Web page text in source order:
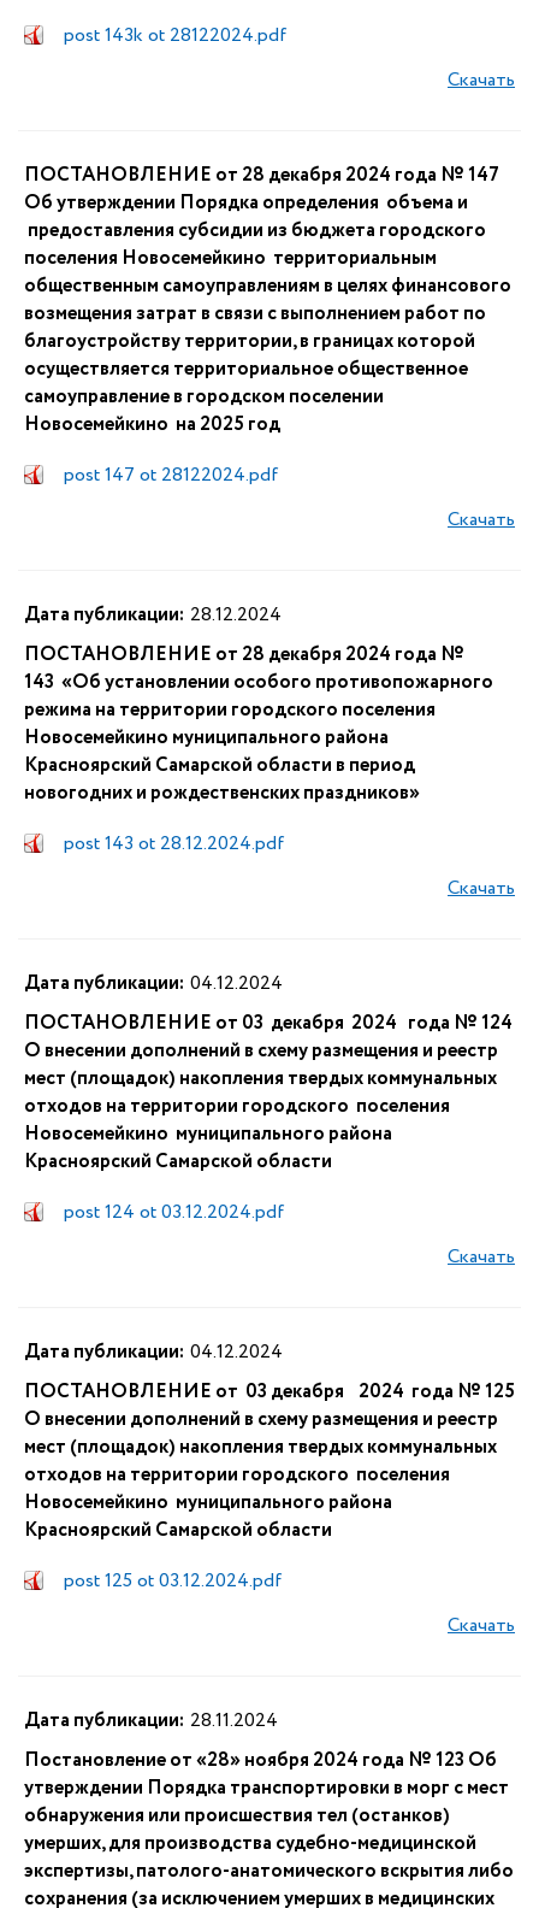
post 143k ot 28122024.pdf
Скачать
ПОСТАНОВЛЕНИЕ от 28 декабря 2024 года № 147
Об утверждении Порядка определения объема и
предоставления субсидии из бюджета городского
поселения Новосемейкино территориальным
общественным самоуправлениям в целях финансового
возмещения затрат в связи с выполнением работ по
благоустройству территории, в границах которой
осуществляется территориальное общественное
самоуправление в городском поселении
Новосемейкино на 2025 год
post 147 ot 28122024.pdf
Скачать
Дата публикации: 28.12.2024
ПОСТАНОВЛЕНИЕ от 28 декабря 2024 года №
143 «Об установлении особого противопожарного
режима на территории городского поселения
Новосемейкино муниципального района
Красноярский Самарской области в период
новогодних и рождественских праздников»
post 143 ot 28.12.2024.pdf
Скачать
Дата публикации: 04.12.2024
ПОСТАНОВЛЕНИЕ от 03 декабря 2024 года № 124
О внесении дополнений в схему размещения и реестр
мест (площадок) накопления твердых коммунальных
отходов на территории городского поселения
Новосемейкино муниципального района
Красноярский Самарской области
post 124 ot 03.12.2024.pdf
Скачать
Дата публикации: 04.12.2024
ПОСТАНОВЛЕНИЕ от 03 декабря 2024 года № 125
О внесении дополнений в схему размещения и реестр
мест (площадок) накопления твердых коммунальных
отходов на территории городского поселения
Новосемейкино муниципального района
Красноярский Самарской области
post 125 ot 03.12.2024.pdf
Скачать
Дата публикации: 28.11.2024
​​​​​​​​​​​​​​​​​​​​​​​​​​​​​​​​​​​​​​​​​​Постановление от «28» ноября 2024 года № 123 Об
утверждении Порядка транспортировки в морг с мест
обнаружения или происшествия тел (останков)
умерших, для производства судебно-медицинской
экспертизы, патолого-анатомического вскрытия либо
сохранения (за исключением умерших в медицинских